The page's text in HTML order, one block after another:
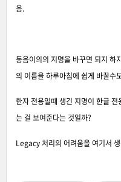
음.
동음이의의 지명을 바꾸면 되지 하
의 이름을 하루아침에 쉽게 바꿀수
한자 전용일때 생긴 지명이 한글
는 걸 보여준다는 것일까?
Legacy 처리의 어려움을 여기서